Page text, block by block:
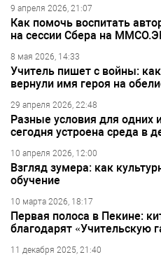
9 апреля 2026, 21:07
Как помочь воспитать
на сессии Сбера на
8 мая 2026, 14:33
Учитель пишет с войны:
вернули имя героя на
29 апреля 2026, 22:48
Разные условия для одних
сегодня устроена среда в
10 апреля 2026, 12:00
Взгляд зумера: как
обучение
10 марта 2026, 18:17
Первая полоса в Пекине:
благодарят «Учительскую
11 декабря 2025, 21:40